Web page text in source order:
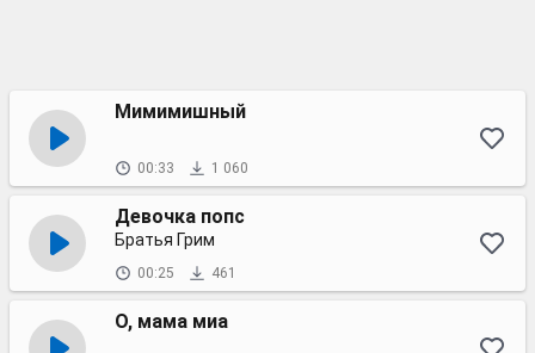
Мимимишный
00:33 1 060
Девочка попс
Братья Грим
00:25 461
О, мама миа